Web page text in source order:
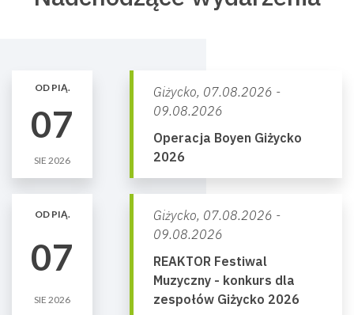
OD PIĄ.
07
SIE 2026
Giżycko, 07.08.2026 -
09.08.2026
Operacja Boyen Giżycko
2026
OD PIĄ.
07
SIE 2026
Giżycko, 07.08.2026 -
09.08.2026
REAKTOR Festiwal
Muzyczny - konkurs dla
zespołów Giżycko 2026